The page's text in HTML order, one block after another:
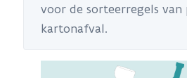
voor de sorteerregels van
kartonafval.